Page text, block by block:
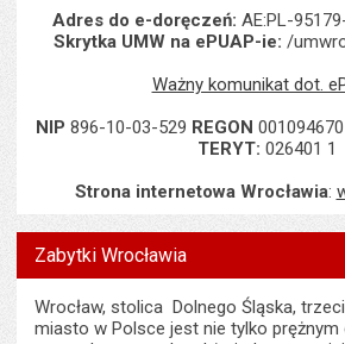
Adres do e-doręczeń: AE:PL-
Skrytka UMW na ePUAP-ie: /
Ważny komunikat dot.
NIP 896-10-03-529 REGON
TERYT: 026401 1
Strona internetowa Wrocławia:
Zabytki Wrocławia
Wrocław, stolica Dolnego Śląska,
miasto w Polsce jest nie tylko prężnym